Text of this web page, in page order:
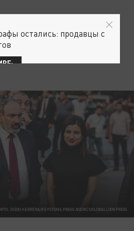
DIEGO HERRERA/KEYSTONE PRESS AGENCY/GLOBALLOOKPRESS
остались: продавцы с